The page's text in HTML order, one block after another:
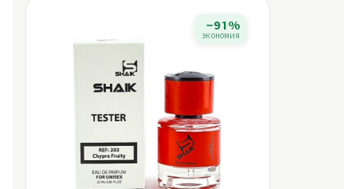
−91%
экономия